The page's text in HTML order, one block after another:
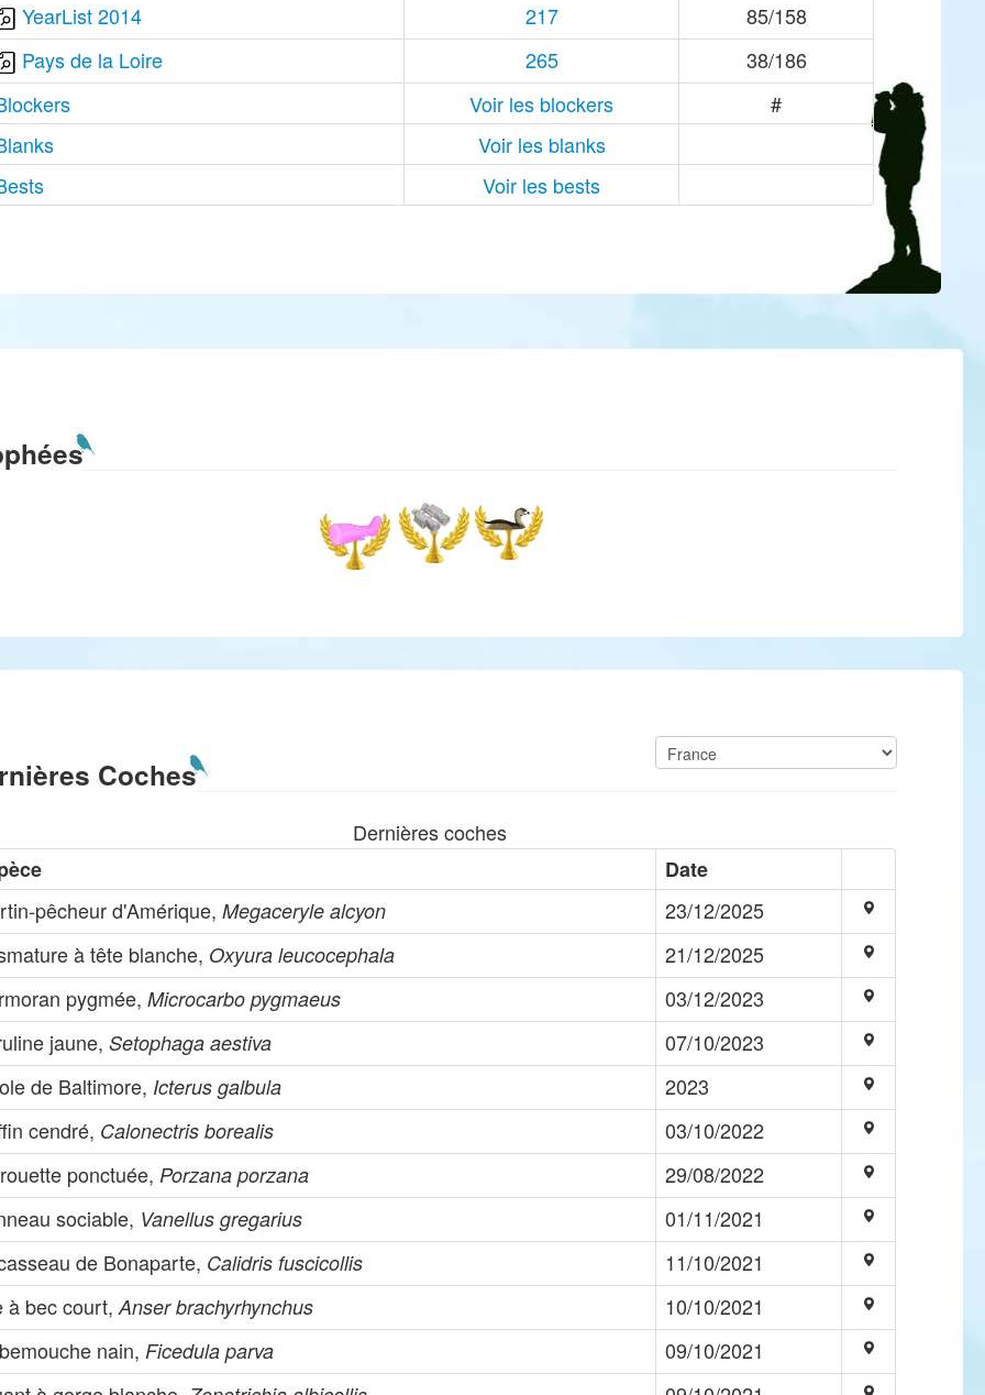
YearList 2014
217
85/158
Pays de la Loire
265
38/186
Voir les blockers
#
Voir les blanks
Voir les bests
Coches
Dernières coches
Date
pêcheur d'Amérique,Megaceryle alcyon
23/12/2025
à tête blanche, Oxyura leucocephala
21/12/2025
pygmée,Microcarbo pygmaeus
03/12/2023
jaune,Setophaga aestiva
07/10/2023
de Baltimore, Icterus galbula
2023
cendré, Calonectris borealis
03/10/2022
ponctuée, Porzana porzana
29/08/2022
sociable, Vanellus gregarius
01/11/2021
de Bonaparte, Calidris fuscicollis
11/10/2021
à bec court,Anser brachyrhynchus
10/10/2021
nain, Ficedula parva
09/10/2021